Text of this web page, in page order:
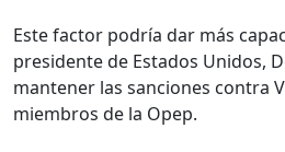
Este factor podría dar más
presidente de Estados Unidos,
mantener las sanciones contra
miembros de la Opep.